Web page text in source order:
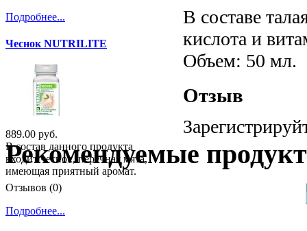
В составе
кислота и
Объем: 50 мл.
Отзыв
Подробнее...
Чеснок NUTRILITE
889.00 руб.
В состав данного продукта
входит чеснок, перечная мята,
имеющая приятный аромат.
Отзывов (0)
Подробнее...
Рекомендуемые